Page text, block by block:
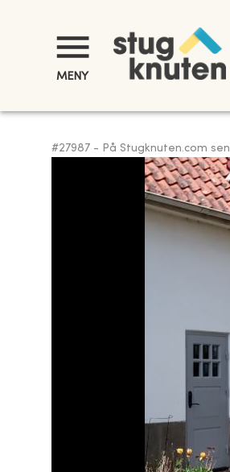
MENY
#27987 - På Stugknuten.com sen